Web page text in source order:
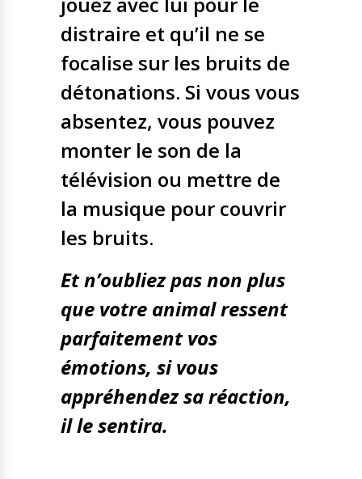
distraire et qu’il ne se
focalise sur les bruits de
détonations. Si vous vous
absentez, vous pouvez
monter le son de la
télévision ou mettre de
la musique pour couvrir
les bruits.
Et n’oubliez pas non plus
que votre animal ressent
parfaitement vos
émotions, si vous
appréhendez sa réaction,
il le sentira.